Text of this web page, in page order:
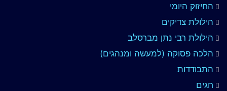
החיזוק היומי
הילולת צדיקים
הילולת רבי נתן מברסלב
הלכה פסוקה (למעשה ומנהגים)
התבודדות
חגים